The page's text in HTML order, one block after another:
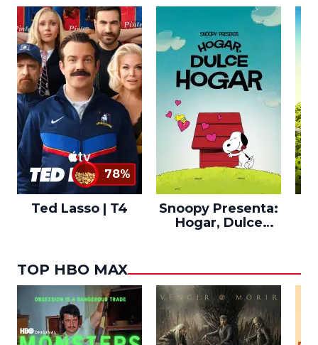
78%
Ted Lasso | T4
Snoopy Presenta:
Hogar, Dulce
TOP HBO MAX